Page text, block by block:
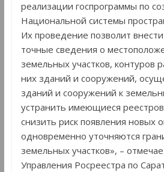
реализации госпрограммы по
Национальной системы
Их проведение позволит внести
точные сведения о
земельных участков, контуров
них зданий и сооружений,
зданий и сооружений к
устранить имеющиеся
снизить риск появления новых
одновременно уточняются
земельных участков», –
Управления Росреестра по